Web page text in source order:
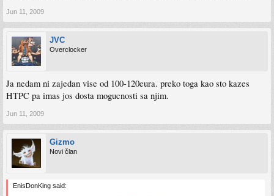
Jun 11, 2009
JVC
Overclocker
Ja nedam ni zajedan vise od 100-120eura. preko toga kao sto kazes
HTPC pa imas jos dosta mogucnosti sa njim.
Jun 11, 2009
Gizmo
Novi član
EnisDonKing said: